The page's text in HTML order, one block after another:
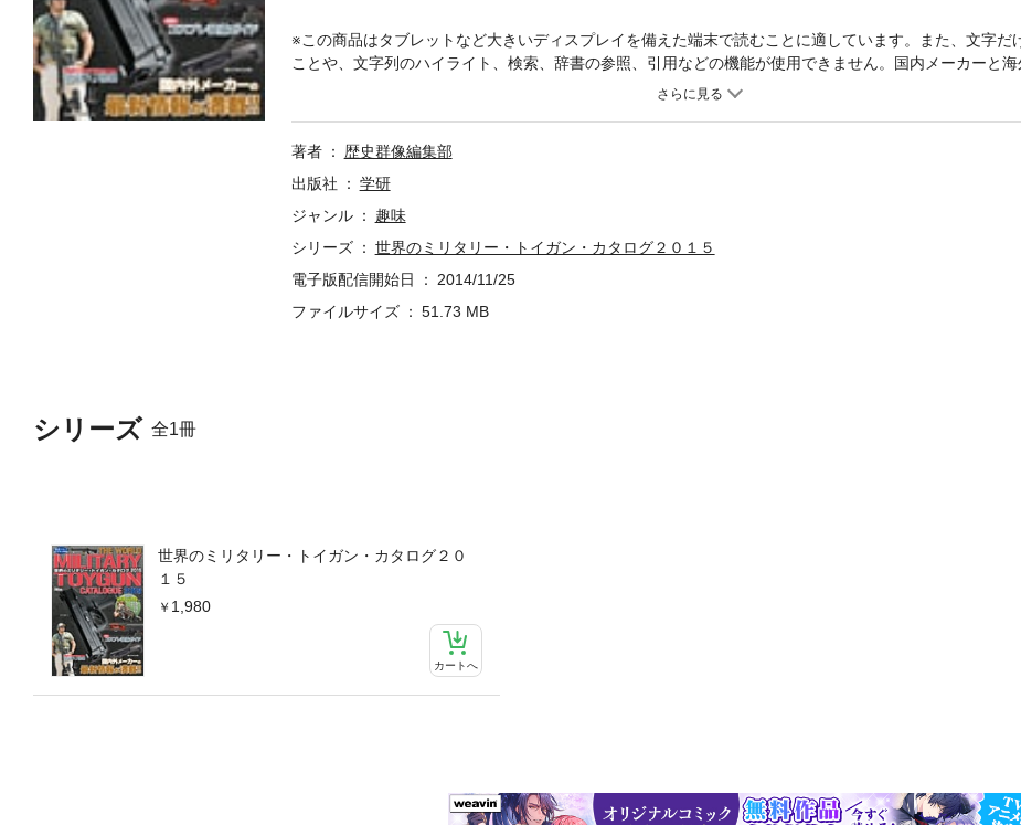
シリーズ 全1冊
世界のミリタリー・トイガン・カタログ２０
１５
1,980
カートへ
※この商品はタブレットなど大きいディスプレイを備えた端末で読むことに適しています。また、文字だ
ことや、文字列のハイライト、検索、辞書の参照、引用などの機能が使用できません。国内メーカーと海
のトイガンを網羅した２０１５年度版カタログ。東京マルイの２０１４年秋の新製品をはじめ、気になる
著者
歴史群像編集部
出版社
学研
ジャンル
趣味
シリーズ
世界のミリタリー・トイガン・カタログ２０１５
電子版配信開始日
2014/11/25
ファイルサイズ
51.73 MB